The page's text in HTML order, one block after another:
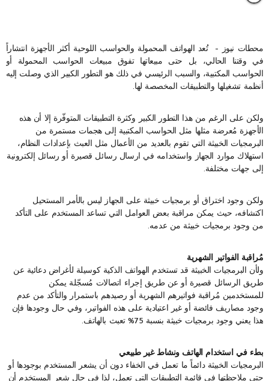
محطات نيوز – تُعد الهواتف المحمولة والحواسب اللوحية أكثر الأجهزة انتشاراً
في وقتنا الحالي، بل حتى مبيعاتها تفوق مبيعات الحواسب المحمولة أو
الحواسب المكتبية، والسبب الرئيسي في ذلك هو التطور الكبير الذي وصلت إليه
أنظمة تشغيلها والتطبيقات المخصصة لها.
ولكن على الرغم من هذا التطور الكبير وكثرة التطبيقات المتوفّرة إلا أن هذه
الأجهزة مُعرضة مثلها مثل الحواسب المكتبية إلى هجمات مستمرة من
البرمجيات الخبيثة التي تقوم بالعديد من الأعمال مثل العبث بإعدادات النظام،
استهلاك موارد الجهاز واستخدامه في ارسال رسائل قصيرة أو رسائل إلكترونية
إلى جهات مختلفة.
ولكن وجود اختراق أو برمجيات خبيثة على الجهاز ليس بالأمر المستحيل
اكتشافه، حيث يمكن مراقبة بعض العوامل التي تساعد المستخدم على التأكد
من وجود برمجيات خبيثة من عدمه.
مُراقبة الفواتير الشهرية
ولأن البرمجيات الخبيثة قد تستخدم الهواتف الذكية كوسيلة لأغراض دعائية عن
طريق الرسائل قصيرة أو عن طريق إجراء اتصالات مُسجّلة يمكن
للمستخدمين مُراقبة فواتيرهم الشهرية أو رصيدهم باستمرار والتأكد من عدم
وجود مصاريف فائضة أو غير اعتيادية على هذه الفواتير، وفي حال وجودها فإن
هذا يعني وجود برمجيات خبيثة بنسبة 75% تعبث بالهاتف.
بطء في استخدام الهاتف ونشاط غير طبيعي
البرمجيات الخبيثة دائماً ما تعمل في الخفاء دون أن يشعر المستخدم بوجودها أو
حتى ملاحظتها في قائمة التطبيقات التي تعمل، لذا في حال شعر المستخدم أن